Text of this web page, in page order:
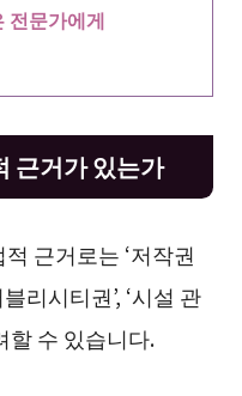
전문가에게
근거가 있는가
근거로는 ‘저작권
리시티권’, ‘시설 관
할 수 있습니다.